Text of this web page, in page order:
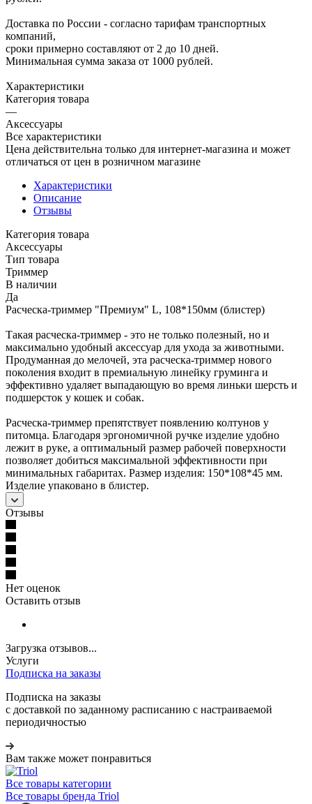
Доставка по России - согласно тарифам транспортных
компаний,
сроки примерно составляют от 2 до 10 дней.
Минимальная сумма заказа от 1000 рублей.
Характеристики
Категория товара
—
Аксессуары
Все характеристики
Цена действительна только для интернет-магазина и может
отличаться от цен в розничном магазине
Характеристики
Описание
Отзывы
Категория товара
Аксессуары
Тип товара
Триммер
В наличии
Да
Расческа-триммер "Премиум" L, 108*150мм (блистер)
Такая расческа-триммер - это не только полезный, но и
максимально удобный аксессуар для ухода за животными.
Продуманная до мелочей, эта расческа-триммер нового
поколения входит в премиальную линейку груминга и
эффективно удаляет выпадающую во время линьки шерсть и
подшерсток у кошек и собак.
Расческа-триммер препятствует появлению колтунов у
питомца. Благодаря эргономичной ручке изделие удобно
лежит в руке, а оптимальный размер рабочей поверхности
позволяет добиться максимальной эффективности при
минимальных габаритах. Размер изделия: 150*108*45 мм.
Изделие упаковано в блистер.
Отзывы
Нет оценок
Оставить отзыв
Загрузка отзывов...
Услуги
Подписка на заказы
Подписка на заказы
с доставкой по заданному расписанию с настраиваемой
периодичностью
Вам также может понравиться
Все товары категории
Все товары бренда Triol